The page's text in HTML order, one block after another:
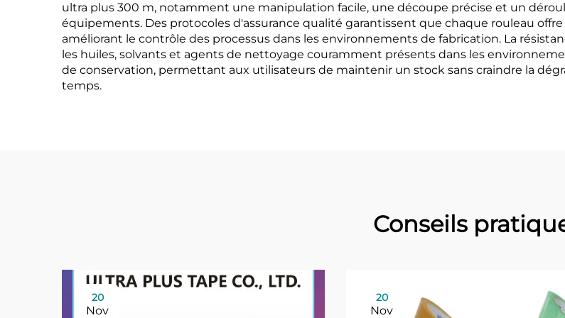
ultra plus 300 m, notamment une manipulation facile, une découpe précise et un
équipements. Des protocoles d'assurance qualité garantissent que chaque rouleau
améliorant le contrôle des processus dans les environnements de fabrication. La
les huiles, solvants et agents de nettoyage couramment présents dans les
de conservation, permettant aux utilisateurs de maintenir un stock sans craindre la
temps.
Conseils
20
Nov
20
Nov